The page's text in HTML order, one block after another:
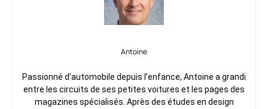
Antoine
Passionné d’automobile depuis l’enfance, Antoine a grandi
entre les circuits de ses petites voitures et les pages des
magazines spécialisés. Après des études en design